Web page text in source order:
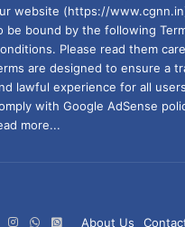
website (https://
be bound by the following
Please read them
are designed to ensure a
lawful experience for all
with Google AdSense
more...
About Us
TumblrInstagramWhatsApp
WhatsApp